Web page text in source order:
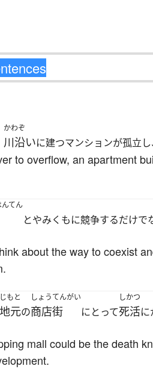
かわぞ
川沿いに建つマンションが孤立
to overflow, an apartment
てん
とやみくもに競争するだけで
about the way to coexist
じもと
地元の
しょうてんがい
商店街 にとって
しかつ
死活に
mall could be the death